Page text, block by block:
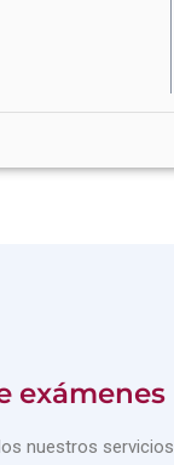
exámenes
nuestros servicios